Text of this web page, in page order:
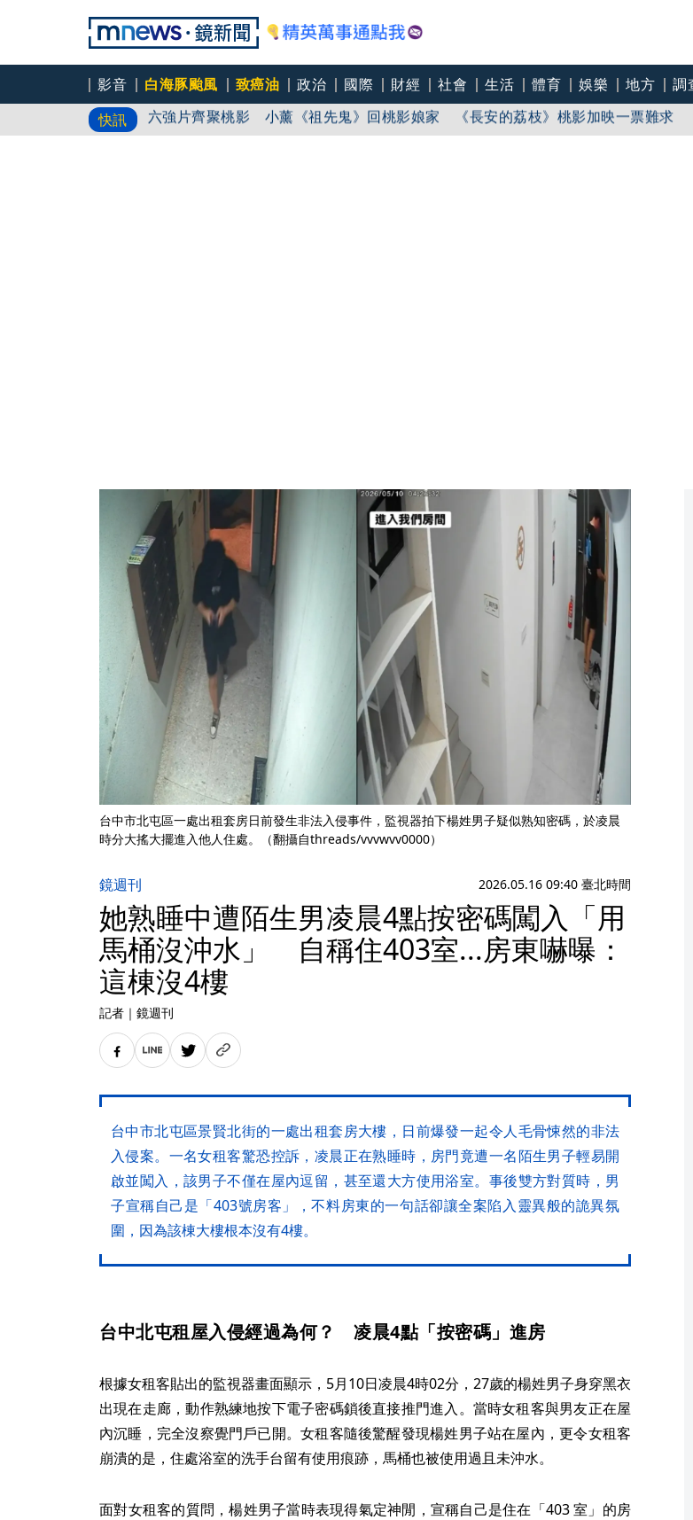
影音 白海豚颱風 致癌油 政治 國際 財經 社會 生活 體育 娛樂 地方 調
快訊
六強片齊聚桃影 小薰《祖先鬼》回桃影娘家 《長安的荔枝》桃影加映一票難求
慈濟買BNT遇詐！藍白昔嗆政府擋疫苗「必遭天譴」迴力鏢來了 荒謬語錄一次看
台中市北屯區一處出租套房日前發生非法入侵事件，監視器拍下楊姓男子疑似熟知密碼，於凌晨
時分大搖大擺進入他人住處。（翻攝自threads/vvvwvv0000）
鏡週刊 2026.05.16 09:40 臺北時間
她熟睡中遭陌生男凌晨4點按密碼闖入「用
馬桶沒沖水」 自稱住403室...房東嚇曝：
這棟沒4樓
記者 ｜ 鏡週刊
台中市北屯區景賢北街的一處出租套房大樓，日前爆發一起令人毛骨悚然的非法
入侵案。一名女租客驚恐控訴，凌晨正在熟睡時，房門竟遭一名陌生男子輕易開
啟並闖入，該男子不僅在屋內逗留，甚至還大方使用浴室。事後雙方對質時，男
子宣稱自己是「403號房客」，不料房東的一句話卻讓全案陷入靈異般的詭異氛
圍，因為該棟大樓根本沒有4樓。
台中北屯租屋入侵經過為何？ 凌晨4點「按密碼」進房
根據女租客貼出的監視器畫面顯示，5月10日凌晨4時02分，27歲的楊姓男子身穿黑衣
出現在走廊，動作熟練地按下電子密碼鎖後直接推門進入。當時女租客與男友正在屋
內沉睡，完全沒察覺門戶已開。女租客隨後驚醒發現楊姓男子站在屋內，更令女租客
崩潰的是，住處浴室的洗手台留有使用痕跡，馬桶也被使用過且未沖水。
面對女租客的質問，楊姓男子當時表現得氣定神閒，宣稱自己是住在「403 室」的房